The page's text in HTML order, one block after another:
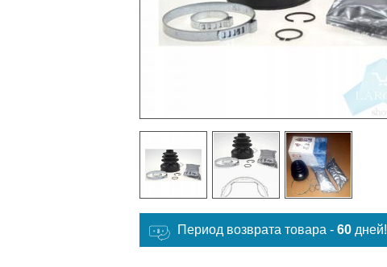
Период возврата товара - 60 дней!